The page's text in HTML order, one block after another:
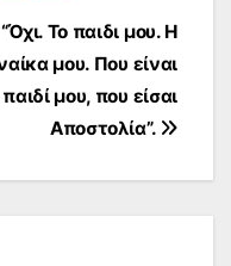
“Όχι. Το παιδι μου. Η
μου. Που είναι
μου, που είσαι
Αποστολία”.